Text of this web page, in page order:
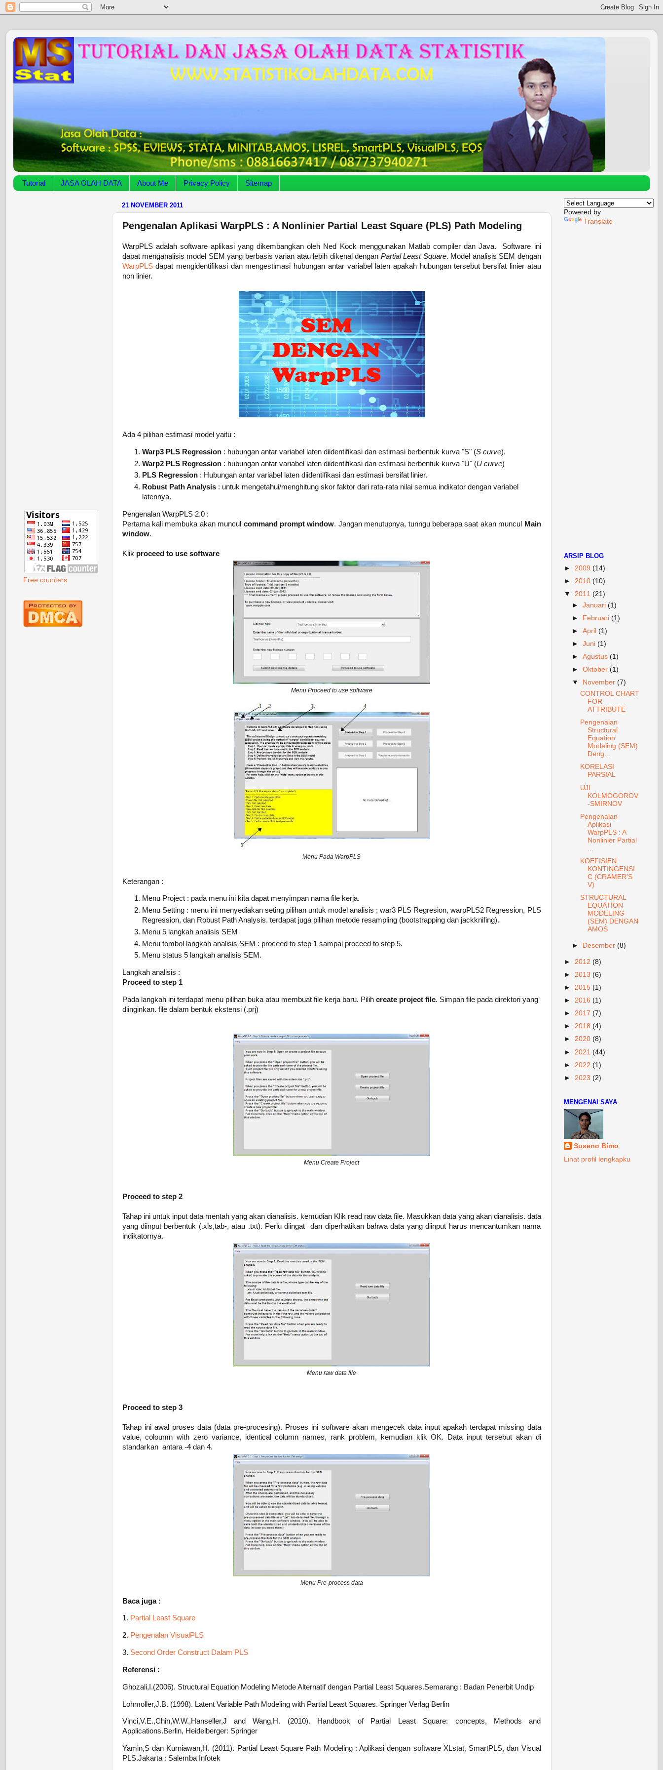
Tutorial JASA OLAH DATA About Me Privacy Policy Sitemap
21 NOVEMBER 2011
Pengenalan Aplikasi WarpPLS : A Nonlinier Partial Least Square (PLS) Path Modeling
WarpPLS adalah software aplikasi yang dikembangkan oleh Ned Kock menggunakan Matlab compiler dan Java. Software ini
dapat menganalisis model SEM yang berbasis varian atau lebih dikenal dengan Partial Least Square. Model analisis SEM dengan
WarpPLSdapat mengidentifikasi dan mengestimasi hubungan antar variabel laten apakah hubungan tersebut bersifat linier atau
non linier.
Ada 4 pilihan estimasi model yaitu :
Warp3 PLS Regression: hubungan antar variabel laten diidentifikasi dan estimasi berbentuk kurva "S" (S curve).
Warp2 PLS Regression: hubungan antar variabel laten diidentifikasi dan estimasi berbentuk kurva "U" (U curve)
PLS Regression: Hubungan antar variabel laten diidentifikasi dan estimasi bersifat linier.
Robust Path Analysis: untuk mengetahui/menghitung skor faktor dari rata-rata nilai semua indikator dengan variabel
latennya.
Pengenalan WarpPLS 2.0 :
Pertama kali membuka akan muncul command prompt window. Jangan menutupnya, tunngu beberapa saat akan muncul
Main
window.
Klik proceed to use software
Menu Proceed to use software
Menu Pada WarpPLS
Keterangan :
Menu Project : pada menu ini kita dapat menyimpan nama file kerja.
Menu Setting : menu ini menyediakan seting pilihan untuk model analisis ; war3 PLS Regresion, warpPLS2 Regression, PLS
Regression, dan Robust Path Analysis. terdapat juga pilihan metode resampling (bootstrapping dan jackknifing).
Menu 5 langkah analisis SEM
Menu tombol langkah analisis SEM : proceed to step 1 sampai proceed to step 5.
Menu status 5 langkah analisis SEM.
Langkah analisis :
Proceed to step 1
Pada langkah ini terdapat menu pilihan buka atau membuat file kerja baru. Pilih create project file. Simpan file pada direktori yang
diinginkan. file dalam bentuk ekstensi (.prj)
Menu Create Project
Proceed to step 2
Tahap ini untuk input data mentah yang akan dianalisis. kemudian Klik read raw data file. Masukkan data yang akan dianalisis. data
yang diinput berbentuk (.xls,tab-, atau .txt). Perlu diingat dan diperhatikan bahwa data yang diinput harus mencantumkan nama
indikatornya.
Menu raw data file
Proceed to step 3
Tahap ini awal proses data (data pre-procesing). Proses ini software akan mengecek data input apakah terdapat missing data
value, coloumn with zero variance, identical column names, rank problem, kemudian klik OK. Data input tersebut akan di
standarkan antara -4 dan 4.
Menu Pre-process data
Baca juga :
1. Partial Least Square
2. Pengenalan VisualPLS
3. Second Order Construct Dalam PLS
Referensi :
Ghozali,I.(2006). Structural Equation Modeling Metode Alternatif dengan Partial Least Squares.Semarang : Badan Penerbit Undip
Lohmoller,J.B. (1998). Latent Variable Path Modeling with Partial Least Squares. Springer Verlag Berlin
Vinci,V.E.,Chin,W.W.,Hanseller,J and Wang,H. (2010). Handbook of Partial Least Square: concepts, Methods and
Applications.Berlin, Heidelberger: Springer
Yamin,S dan Kurniawan,H. (2011). Partial Least Square Path Modeling : Aplikasi dengan software XLstat, SmartPLS, dan Visual
PLS.Jakarta : Salemba Infotek
Free counters
Powered by
Translate
ARSIP BLOG
► 2009 (14)
► 2010 (10)
▼ 2011 (21)
► Januari (1)
►
Februari (1)
► April (1)
► Juni (1)
► Agustus (1)
► Oktober (1)
▼
November (7)
CONTROL CHART
FOR
ATTRIBUTE
Pengenalan
Structural
Equation
Modeling (SEM)
Deng...
KORELASI
PARSIAL
UJI
KOLMOGOROV
-SMIRNOV
Pengenalan
Aplikasi
WarpPLS : A
Nonlinier Partial
KOEFISIEN
KONTINGENSI
C (CRAMER'S
V)
STRUCTURAL
EQUATION
MODELING
(SEM) DENGAN
AMOS
► Desember (8)
► 2012 (8)
► 2013 (6)
► 2015 (1)
► 2016 (1)
► 2017 (7)
► 2018 (4)
► 2020 (8)
► 2021 (44)
► 2022 (1)
► 2023 (2)
MENGENAI SAYA
Suseno Bimo
Lihat profil lengkapku